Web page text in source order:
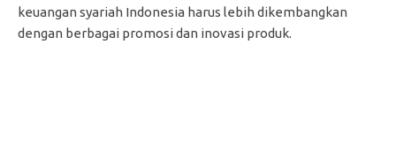
keuangan syariah Indonesia harus lebih dikembangkan
dengan berbagai promosi dan inovasi produk.